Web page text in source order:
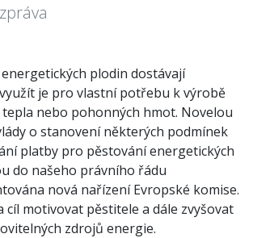
plodin dostávají
je pro vlastní potřebu k výrobě
nebo pohonných hmot. Novelou
o stanovení některých podmínek
platby pro pěstování energetických
do našeho právního řádu
nová nařízení Evropské komise.
cíl motivovat pěstitele a dále zvyšovat
zdrojů energie.